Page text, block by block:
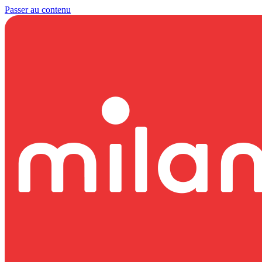
Passer au contenu